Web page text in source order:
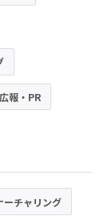
広報・PR
ーチャリング